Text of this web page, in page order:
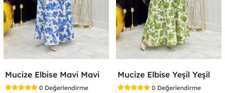
Mucize Elbise Mavi Mavi
0 Değerlendirme
Mucize Elbise Yeşil Yeşil
0 Değerlendirme